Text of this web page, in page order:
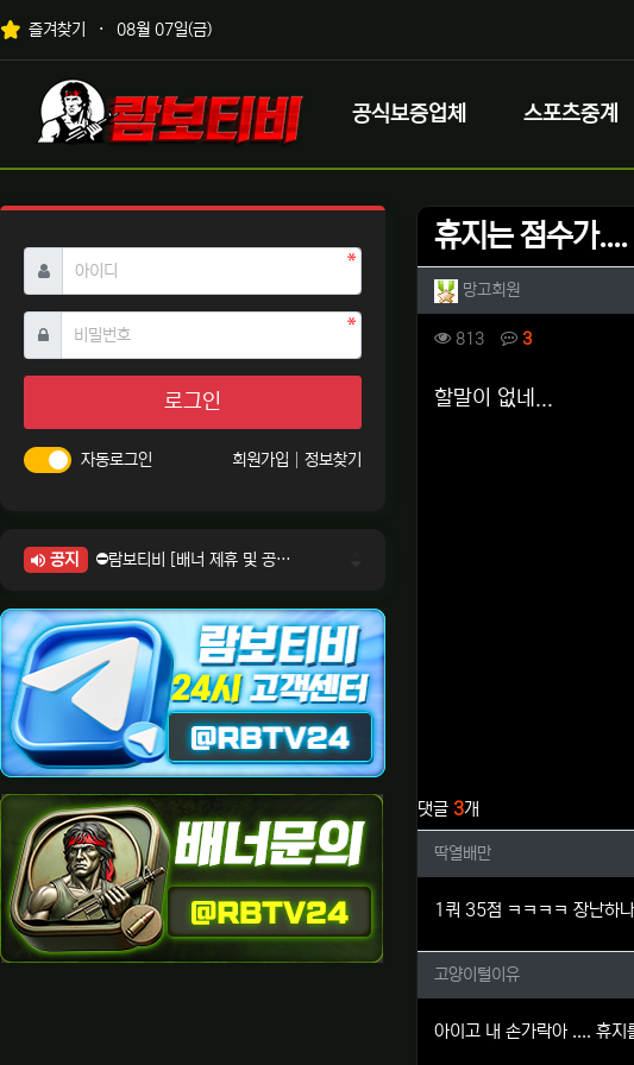
상단 네비
즐겨찾기 08월 07일(금)
메인 메뉴
로고
공식보증업체 스포츠중계
휴지는 점수가....
작성자 정보
망고회원
컨텐츠 정보
813조회 3댓글
본문
할말이 없네...
댓글 3개
딱열배만님의 댓글
딱열배만
1쿼 35점 ㅋㅋㅋㅋ 장난하
고양이털이유님
고양이털이유
아이고 내 손가락아 .... 휴지
아이디 필수
비밀번호필수
로그인
자동로그인 회원가입 정보찾기
공지
⛔람보티비 [배너 제휴 및 공식 입점 문의 안내]
⛔람보티비 [정회원 등급UP! 안내사항]
⛔람보티비 [채팅방 이용시 주의사항]
⛔람보티비 [공식보증업체 안내]